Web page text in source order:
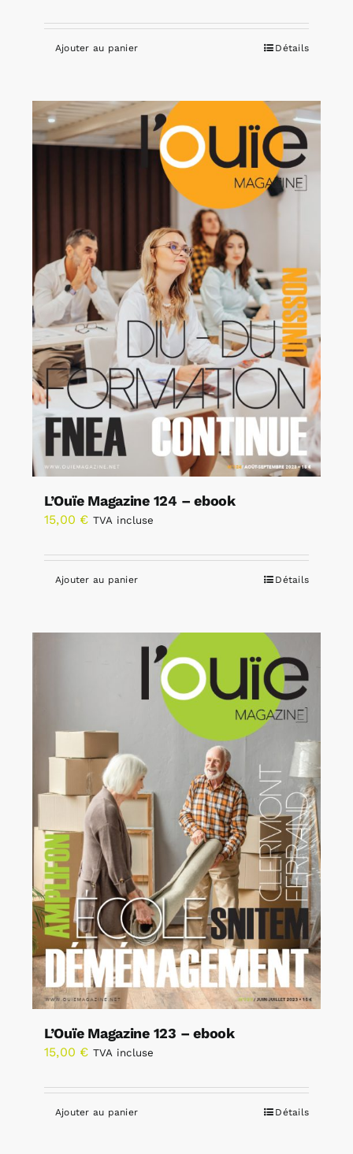
Ajouter au panier Détails
L’Ouïe Magazine 124 – ebook
15,00 € TVA incluse
Ajouter au panier Détails
L’Ouïe Magazine 123 – ebook
15,00 € TVA incluse
Ajouter au panier Détails